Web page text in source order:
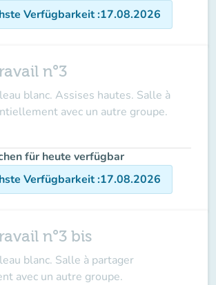
Verfügbarkeit:17.08.2026
n°3
blanc. Assises hautes. Salle à
avec un autre groupe.
für heute verfügbar
Verfügbarkeit:17.08.2026
n°3 bis
blanc. Salle à partager
avec un autre groupe.